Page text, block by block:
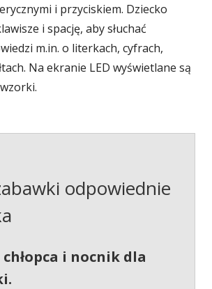
i przyciskiem. Dziecko
i spację, aby słuchać
m.in. o literkach, cyfrach,
Na ekranie LED wyświetlane są
Malucha"
odpowiednie
i nocnik dla